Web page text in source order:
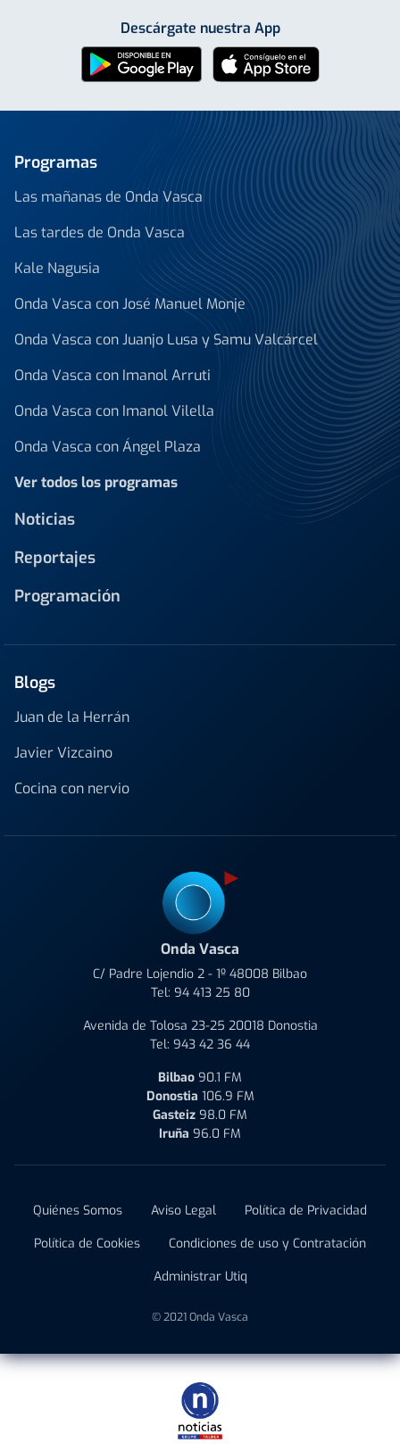
Descárgate nuestra App
Programas
Las mañanas de Onda Vasca
Las tardes de Onda Vasca
Kale Nagusia
Onda Vasca con José Manuel Monje
Onda Vasca con Juanjo Lusa y Samu Valcárcel
Onda Vasca con Imanol Arruti
Onda Vasca con Imanol Vilella
Onda Vasca con Ángel Plaza
Ver todos los programas
Noticias
Reportajes
Programación
Blogs
Juan de la Herrán
Javier Vizcaino
Cocina con nervio
Onda Vasca
C/ Padre Lojendio 2 - 1º 48008 Bilbao
Tel: 94 413 25 80
Avenida de Tolosa 23-25 20018 Donostia
Tel: 943 42 36 44
Bilbao 90.1 FM
Donostia 106.9 FM
Gasteiz 98.0 FM
Iruña 96.0 FM
Quiénes Somos Aviso Legal
Política de Privacidad
Política de Cookies
Condiciones de uso y Contratación
Administrar Utiq
© 2021 Onda Vasca